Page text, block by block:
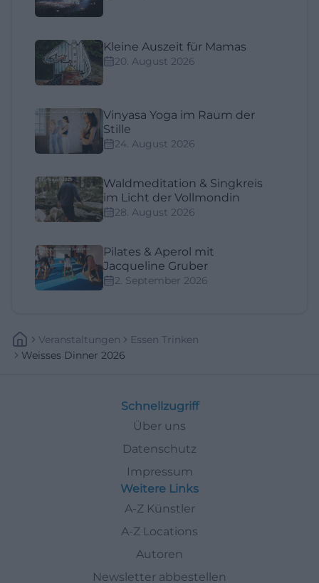
Kleine Auszeit für Mamas
20. August 2026
Vinyasa Yoga im Raum der
Stille
24. August 2026
Waldmeditation & Singkreis
im Licht der Vollmondin
28. August 2026
Pilates & Aperol mit
Jacqueline Gruber
2. September 2026
Veranstaltungen
Essen Trinken
Weisses Dinner 2026
Schnellzugriff
Über uns
Datenschutz
Impressum
Weitere Links
A-Z Künstler
A-Z Locations
Autoren
Newsletter abbestellen